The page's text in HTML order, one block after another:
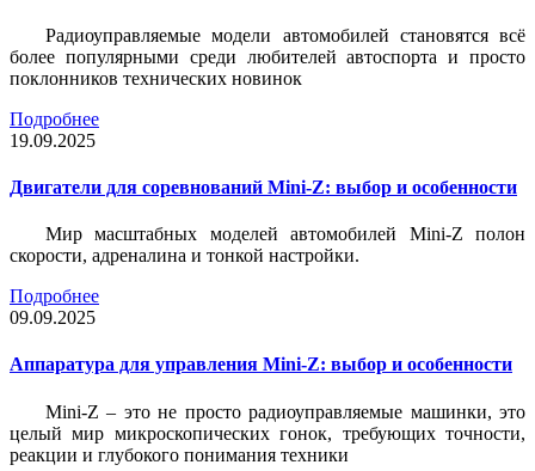
Радиоуправляемые модели автомобилей становятся всё
более популярными среди любителей автоспорта и просто
поклонников технических новинок
Подробнее
19.09.2025
Двигатели для соревнований Mini-Z: выбор и особенности
Мир масштабных моделей автомобилей Mini-Z полон
скорости, адреналина и тонкой настройки.
Подробнее
09.09.2025
Аппаратура для управления Mini-Z: выбор и особенности
Mini-Z – это не просто радиоуправляемые машинки, это
целый мир микроскопических гонок, требующих точности,
реакции и глубокого понимания техники